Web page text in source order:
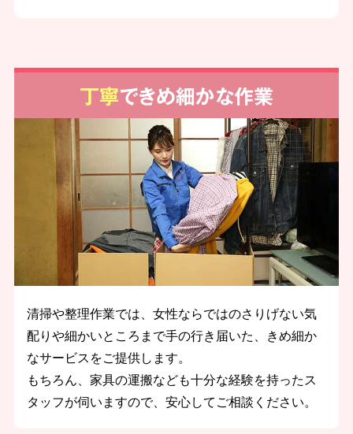
丁寧できめ細かな作業
清掃や整理作業では、女性ならではのさりげない気
配りや細かいところまで手の行き届いた、きめ細か
なサービスをご提供します。
もちろん、家具の運搬なども十分な経験を持ったス
タッフが伺いますので、安心してご相談ください。